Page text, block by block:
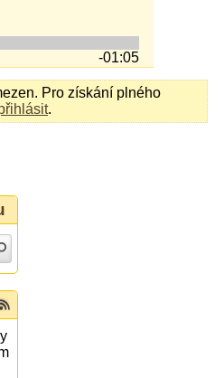
-01:05
Pro získání plného
.